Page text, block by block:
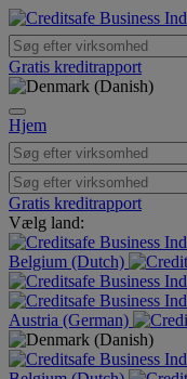
Gratis kreditrapport
Hjem
Gratis kreditrapport
Vælg land:
Belgium (Dutch)
Austria (German)